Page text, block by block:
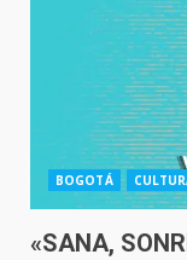
BOGOTÁ
«SANA,